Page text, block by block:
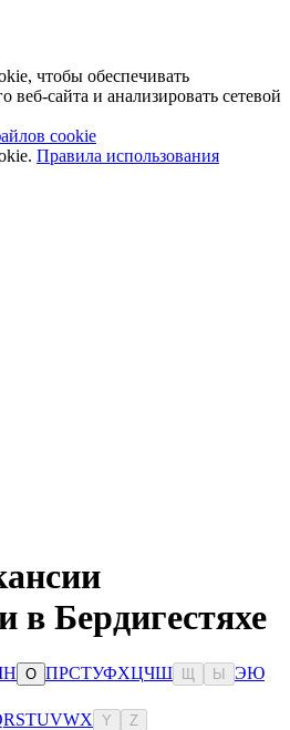
чтобы обеспечивать
веб-сайта и анализировать сетевой
cookie
Правила использования
в Бердигестяхе
Н О ПРСТУФХЦЧШ Ы ЭЮ
RSTUVWX Y Z